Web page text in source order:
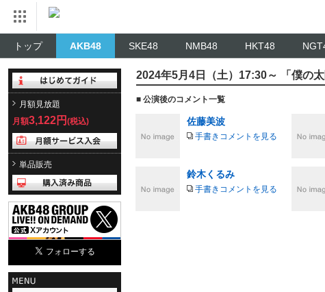
トップ AKB48 SKE48 NMB48 HKT48
月額見放題
月額3,122円 (税込)
単品販売
2024年5月4日（土）17:30～ 「僕の
■ 公演後のコメント一覧
佐藤美波
手書きコメントを見る
鈴木くるみ
手書きコメントを見る